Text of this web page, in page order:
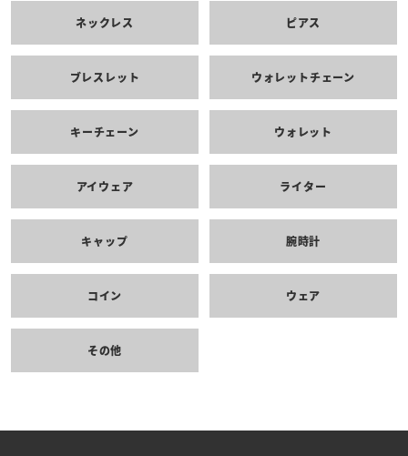
ネックレス ピアス
ブレスレット ウォレットチェーン
キーチェーン ウォレット
アイウェア ライター
キャップ 腕時計
コイン ウェア
その他